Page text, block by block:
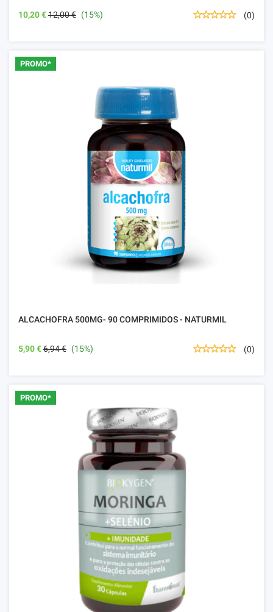
10,20 €12,00 € (15%) (0)
PROMO*
ALCACHOFRA 500MG- 90 COMPRIMIDOS - NATURMIL
5,90 €6,94 € (15%) (0)
PROMO*